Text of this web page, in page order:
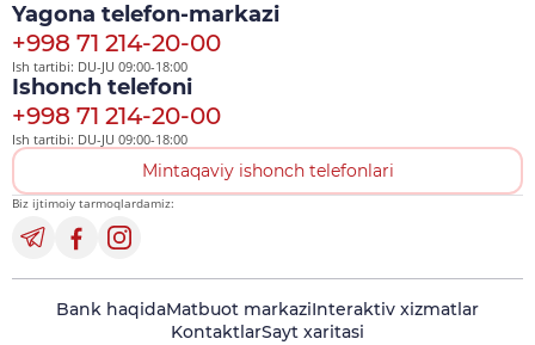
Yagona telefon-markazi
+998 71 214-20-00
Ish tartibi: DU-JU 09:00-18:00
Ishonch telefoni
+998 71 214-20-00
Ish tartibi: DU-JU 09:00-18:00
Mintaqaviy ishonch telefonlari
Biz ijtimoiy tarmoqlardamiz:
Bank haqidaMatbuot markaziInteraktiv xizmatlar
KontaktlarSayt xaritasi